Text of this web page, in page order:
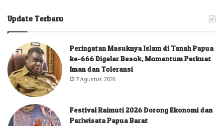
Update Terbaru
Peringatan Masuknya Islam di Tanah Papua
ke-666 Digelar Besok, Momentum Perkuat
Iman dan Toleransi
7 Agustus 2026
Festival Raimuti 2026 Dorong Ekonomi dan
Pariwisata Papua Barat